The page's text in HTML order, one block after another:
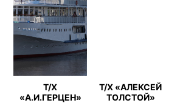
Т/Х
«А.И.ГЕРЦЕН»
Т/Х «АЛЕКСЕЙ
ТОЛСТОЙ»